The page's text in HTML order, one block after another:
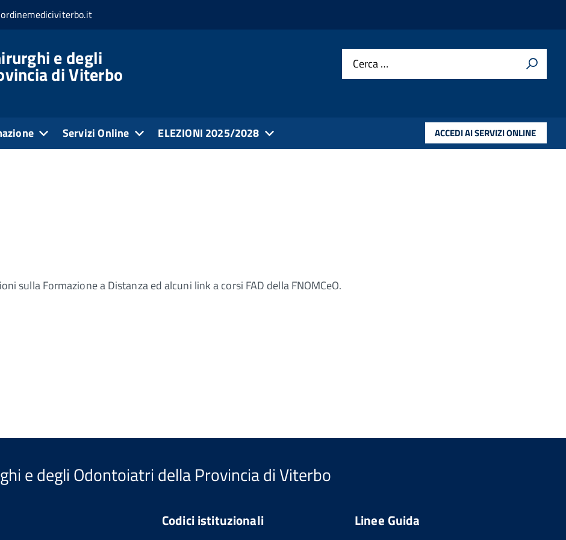
e degli
di Viterbo Cerca …
Servizi Online ACCEDI AI SERVIZI ONLINE
ELEZIONI 2025/2028
sulla Formazione a Distanza ed alcuni link a corsi FAD della FNOMCeO.
e degli Odontoiatri della Provincia di Viterbo
Codici istituzionali Linee Guida